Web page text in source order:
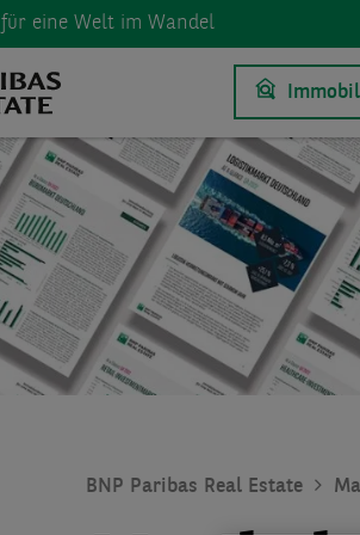
für eine Welt im Wandel
BNP Paribas Real Estate